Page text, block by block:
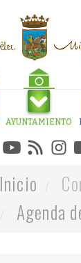
AYUNTAMIENTO
Inicio
Agenda